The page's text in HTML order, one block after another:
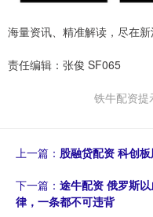
海量资讯、精准解读，尽在
责任编辑：张俊 SF065
铁牛配资提
上一篇： 股融贷配资 科创
下一篇： 途牛配资 俄罗斯
律，一条都不可违背